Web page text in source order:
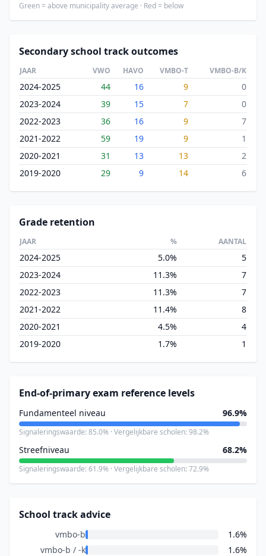
Green = above municipality average · Red = below
Secondary school track outcomes
JAAR VWO HAVO VMBO-T VMBO-B/K
2024-2025 44 16 9
0
2023-2024
39 15 7
0
2022-2023
36 16 9
7
2021-2022
59 19 9
1
2020-2021
31 13 13
2
2019-2020
29 9 14 6
Grade retention
JAAR % AANTAL
2024-2025 5.0%
5
2023-2024
11.3%
7
2022-2023
11.3%
7
2021-2022
11.4%
8
2020-2021
4.5%
4
2019-2020
1.7% 1
End-of-primary exam reference levels
Fundamenteel niveau 96.9%
Signaleringswaarde: 85.0% · Vergelijkbare scholen: 98.2%
Streefniveau 68.2%
Signaleringswaarde: 61.9% · Vergelijkbare scholen: 72.9%
School track advice
vmbo-b
1.6%
vmbo-b / -k
1.6%